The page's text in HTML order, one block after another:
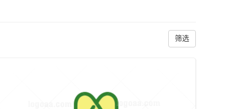
筛选